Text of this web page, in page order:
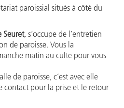
paroissial situés à côté du
Seuret, s’occupe de l’entretien
de paroisse. Vous la
matin au culte pour vous
de paroisse, c’est avec elle
contact pour la prise et le retour